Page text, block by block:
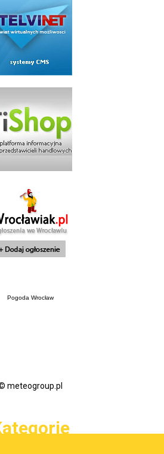
Pogoda Wrocław
meteogroup.pl